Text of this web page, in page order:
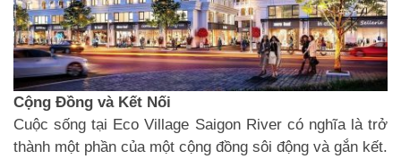
Cộng Đồng và Kết Nối
Cuộc sống tại Eco Village Saigon River có nghĩa là trở
thành một phần của một cộng đồng sôi động và gắn kết.